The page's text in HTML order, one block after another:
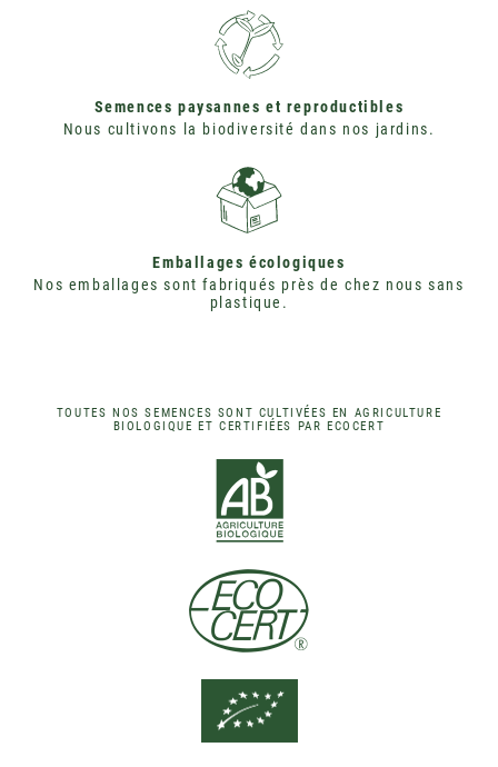
Semences paysannes et reproductibles
Nous cultivons la biodiversité dans nos jardins.
Emballages écologiques
Nos emballages sont fabriqués près de chez nous sans
plastique.
TOUTES NOS SEMENCES SONT CULTIVÉES EN AGRICULTURE
BIOLOGIQUE ET CERTIFIÉES PAR ECOCERT